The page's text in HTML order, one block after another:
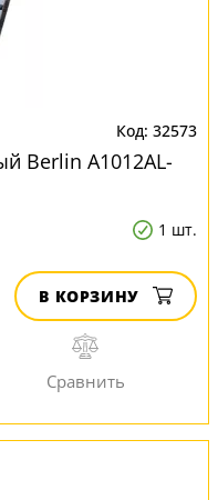
32573
Berlin A1012AL-
1 шт.
В КОРЗИНУ